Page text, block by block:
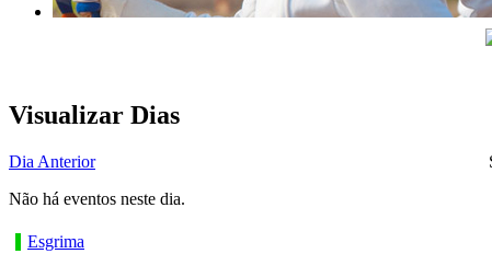
Visualizar Dias
Dia Anterior
Não há eventos neste dia.
Esgrima